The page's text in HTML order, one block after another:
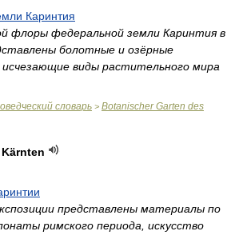
Каринтия
флоры федеральной земли Каринтия в
болотные и озёрные
исчезающие виды растительного мира
словарь > Botanischer Garten des
представлены материалы по
римского периода, искусство